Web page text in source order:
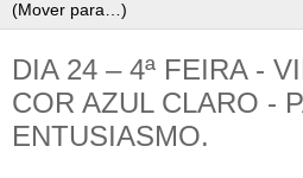
DIA 24 – 4ª FEIRA -
COR AZUL CLARO -
ENTUSIASMO.